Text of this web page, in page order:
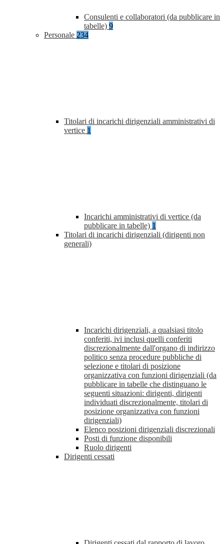
Consulenti e collaboratori (da pubblicare in
tabelle) 9
Personale 234
Titolari di incarichi dirigenziali amministrativi di
vertice 1
Incarichi amministrativi di vertice (da
pubblicare in tabelle) 1
Titolari di incarichi dirigenziali (dirigenti non
generali)
Incarichi dirigenziali, a qualsiasi titolo
conferiti, ivi inclusi quelli conferiti
discrezionalmente dall'organo di indirizzo
politico senza procedure pubbliche di
selezione e titolari di posizione
organizzativa con funzioni dirigenziali (da
pubblicare in tabelle che distinguano le
seguenti situazioni: dirigenti, dirigenti
individuati discrezionalmente, titolari di
posizione organizzativa con funzioni
dirigenziali)
Elenco posizioni dirigenziali discrezionali
Posti di funzione disponibili
Ruolo dirigenti
Dirigenti cessati